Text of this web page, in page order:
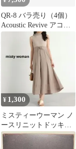
QR-8 バラ売り（4個）
Acoustic Revive アコー
スティックリバイブ
水晶レゾネーター
¥ 1,300
ミスティーウーマン ノ
ースリニットドッキン
グワンピ 異素材 ロング
ワンピース